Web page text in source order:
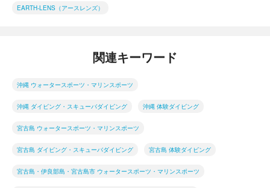
EARTH-LENS（アースレンズ）
関連キーワード
沖縄 ウォータースポーツ・マリンスポーツ
沖縄 ダイビング・スキューバダイビング 沖縄 体験ダイビング
宮古島 ウォータースポーツ・マリンスポーツ
宮古島 ダイビング・スキューバダイビング 宮古島 体験ダイビング
宮古島・伊良部島・宮古島市 ウォータースポーツ・マリンスポーツ